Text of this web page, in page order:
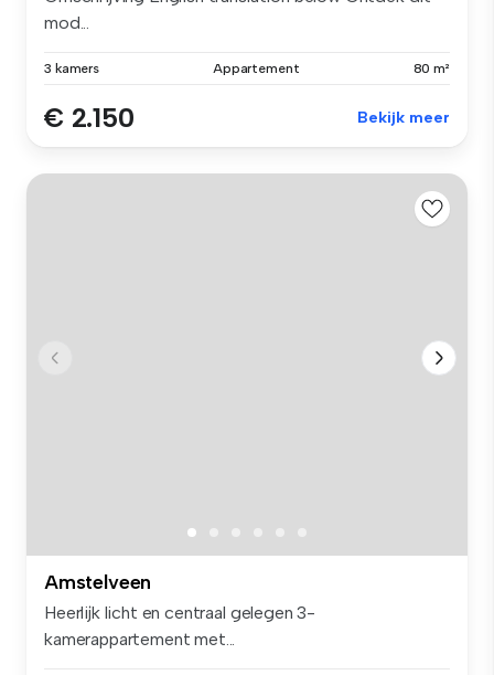
mod...
3 kamers Appartement 80 m²
€ 2.150 Bekijk meer
Amstelveen
Heerlijk licht en centraal gelegen 3-
kamerappartement met...